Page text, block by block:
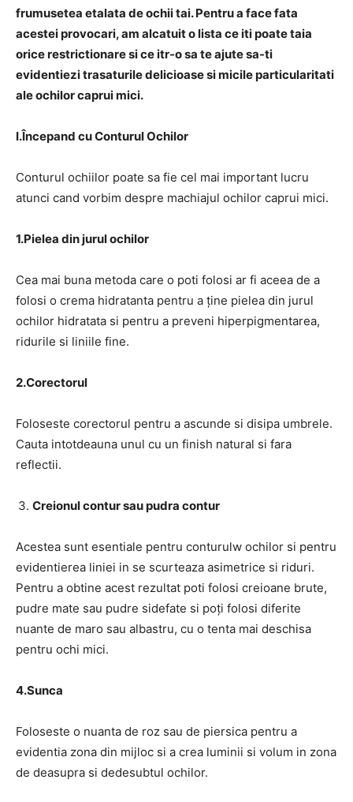
frumusetea etalata de ochii tai. Pentru a face fata
acestei provocari, am alcatuit o lista ce iti poate taia
orice restrictionare si ce itr-o sa te ajute sa-ti
evidentiezi trasaturile delicioase si micile particularitati
ale ochilor caprui mici.
I.Începand cu Conturul Ochilor
Conturul ochiilor poate sa fie cel mai important lucru
atunci cand vorbim despre machiajul ochilor caprui mici.
1.Pielea din jurul ochilor
Cea mai buna metoda care o poti folosi ar fi aceea de a
folosi o crema hidratanta pentru a ține pielea din jurul
ochilor hidratata si pentru a preveni hiperpigmentarea,
ridurile si liniile fine.
2.Corectorul
Foloseste corectorul pentru a ascunde si disipa umbrele.
Cauta intotdeauna unul cu un finish natural si fara
reflectii.
Creionul contur sau pudra contur
Acestea sunt esentiale pentru conturulw ochilor si pentru
evidentierea liniei in se scurteaza asimetrice si riduri.
Pentru a obtine acest rezultat poti folosi creioane brute,
pudre mate sau pudre sidefate si poți folosi diferite
nuante de maro sau albastru, cu o tenta mai deschisa
pentru ochi mici.
4.Sunca
Foloseste o nuanta de roz sau de piersica pentru a
evidentia zona din mijloc si a crea luminii si volum in zona
de deasupra si dedesubtul ochilor.